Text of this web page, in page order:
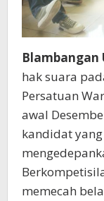
Blambangan
hak suara
Persatuan
awal
kandidat
memecah